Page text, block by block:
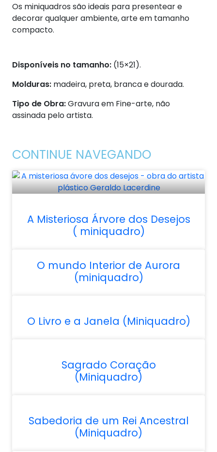
Os miniquadros são ideais para presentear e
decorar qualquer ambiente, arte em tamanho
compacto.
Disponíveis no tamanho: (15×21).
Molduras: madeira, preta, branca e dourada.
Tipo de Obra:Gravura em Fine-arte, não
assinada pelo artista.
CONTINUE NAVEGANDO
A Misteriosa Árvore dos Desejos
( miniquadro)
O mundo Interior de Aurora
(miniquadro)
O Livro e a Janela (Miniquadro)
Sagrado Coração
(Miniquadro)
Sabedoria de um Rei Ancestral
(Miniquadro)